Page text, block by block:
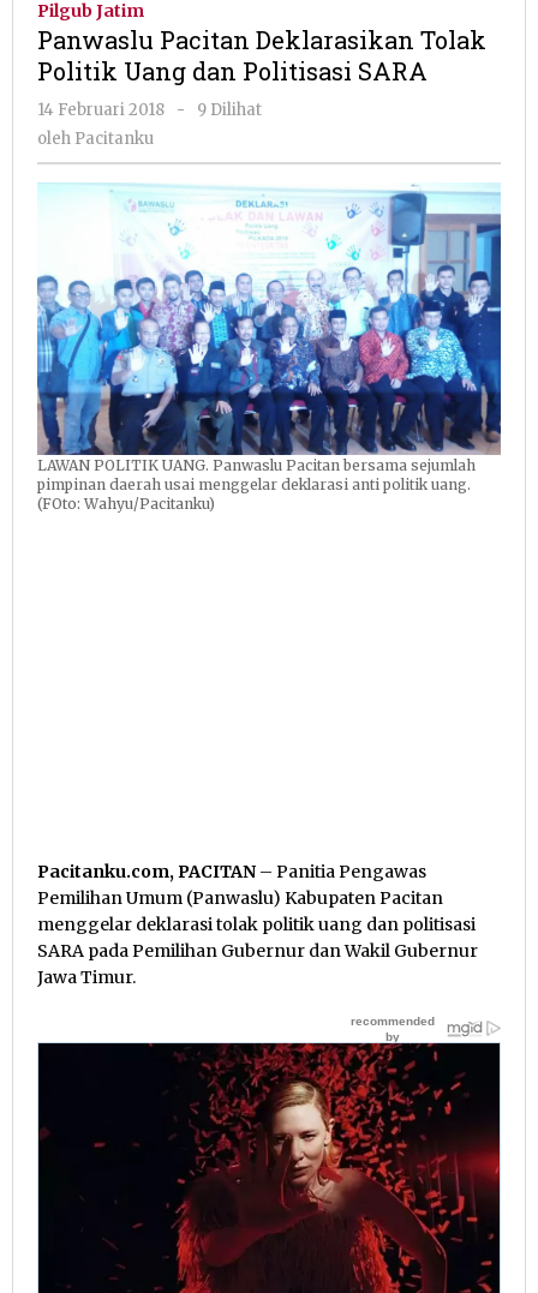
Politik
Uang
Pilgub Jatim
Panwaslu Pacitan Deklarasikan Tolak
Politik Uang dan Politisasi SARA
14 Februari 2018
oleh
-
9 Dilihat
oleh Pacitanku
LAWAN POLITIK UANG. Panwaslu Pacitan bersama sejumlah
pimpinan daerah usai menggelar deklarasi anti politik uang.
(FOto: Wahyu/Pacitanku)
Pacitanku.com, PACITAN – Panitia Pengawas
Pemilihan Umum (Panwaslu) Kabupaten Pacitan
menggelar deklarasi tolak politik uang dan politisasi
SARA pada Pemilihan Gubernur dan Wakil Gubernur
Jawa Timur.